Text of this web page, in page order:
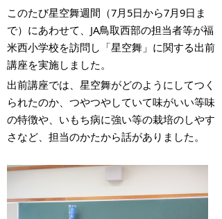
このたび星空舞週間（7月5日から7月9日ま
で）にあわせて、JA鳥取西部の担当者等が福
米西小学校を訪問し「星空舞」に関する出前
講座を実施しました。
出前講座では、星空舞がどのようにしてつく
られたのか、つやつやしていて味がいい等味
の特徴や、いもち病に強い等の栽培のしやす
さなど、担当のかたから話がありました。